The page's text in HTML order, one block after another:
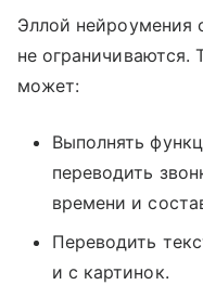
Эллой нейроумения
не ограничиваются.
может:
Выполнять
переводить
времени и
Переводить
и с картинок.